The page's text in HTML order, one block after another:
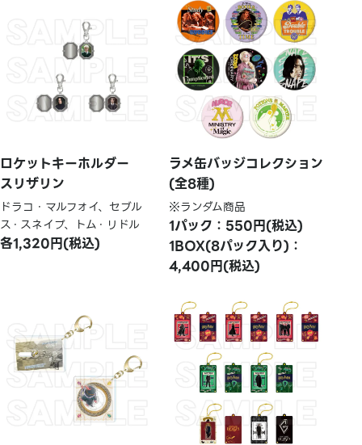
ロケットキーホルダー
スリザリン
ドラコ・マルフォイ、セブル
ス・スネイプ、トム・リドル
各1,320円(税込)
ラメ缶バッジコレクション
(全8種)
※ランダム商品
1パック：550円(税込)
1BOX(8パック入り)：
4,400円(税込)